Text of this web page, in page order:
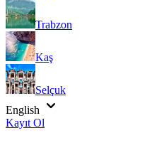
Trabzon
Kaş
Selçuk
English
Kayıt Ol